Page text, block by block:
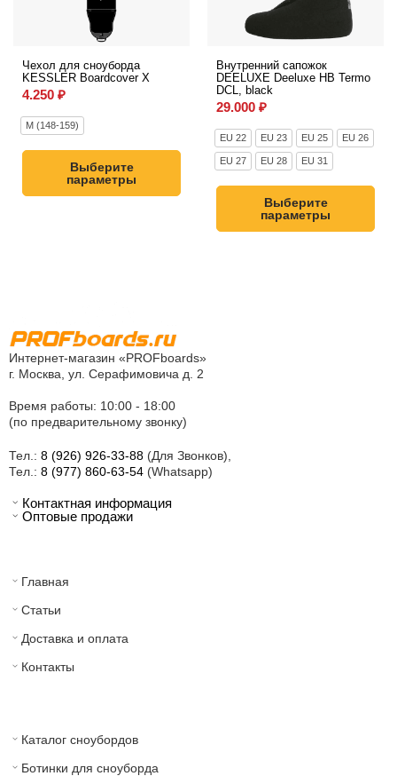
Чехол для сноуборда
KESSLER Boardcover X
4.250 ₽
M (148-159)
Выберите
параметры
Внутренний сапожок
DEELUXE Deeluxe HB Termo
DCL, black
29.000 ₽
EU 22 EU 23 EU 25 EU 26
EU 27 EU 28 EU 31
Выберите
параметры
Интернет-магазин «PROFboards»
г. Москва, ул. Серафимовича д. 2
Время работы: 10:00 - 18:00
(по предварительному звонку)
Тел.: 8 (926) 926-33-88 (Для Звонков),
Тел.: 8 (977) 860-63-54 (Whatsapp)
Контактная информация
Оптовые продажи
Главная
Статьи
Доставка и оплата
Контакты
Каталог сноубордов
Ботинки для сноуборда